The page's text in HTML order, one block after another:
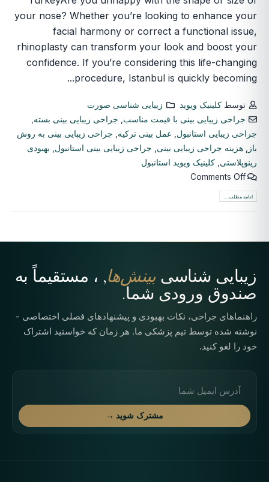
your nose? Whether you’re looking to enhance your
facial harmony or correct a functional issue,
rhinoplasty can transform your look and boost your
confidence. If you’re considering this life-changing
procedure, Istanbul is quickly becoming...
توسطکلینیک ویوید
زیبایی شناسی صورت
جراحی زیبایی بینی با قیمت مناسب
جراحی زیبایی بینی بسته
جراحی زیبایی استانبول
عمل بینی ترکیه
جراحی زیبایی بینی به روش
باز
هزینه جراحی زیبایی بینی جراحی زیبایی بینی استانبول
بهبودی
رینوپلاستی کلینیک ویوید استانبول
Comments Off
ادامه مطلب ...
زیبایی شناسیبینش‌ها, ، مستقیماً به
صندوق ورودی شما.
راهنماهای جراحی، نکات بهبودی و پیشنهادهای فصلی اختصاصی -
نوشته شده توسط تیم پزشکی ما. هر زمان که خواستید اشتراک
خود را لغو کنید.
مشترک شوید →